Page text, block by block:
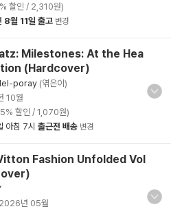
할인 / 2,310원)
8월 11일 출고 변경
Milestones: At the Hea
(Hardcover)
poray (엮은이)
10월
할인 / 1,070원)
아침 7시 출근전 배송 변경
Fashion Unfolded Vol
2026년 05월